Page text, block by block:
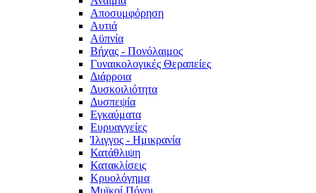
Αποσυμφόρηση
Αυτιά
Αϋπνία
Βήχας - Πονόλαιμος
Γυναικολογικές Θεραπείες
Διάρροια
Δυσκοιλιότητα
Δυσπεψία
Εγκαύματα
Ευρυαγγείες
Ίλιγγος - Ημικρανία
Κατάθλιψη
Κατακλίσεις
Κρυολόγημα
Μυϊκοί Πόνοι